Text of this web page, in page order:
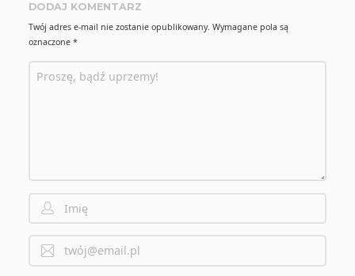
DODAJ KOMENTARZ
Twój adres e-mail nie zostanie opublikowany. Wymagane pola są
oznaczone *